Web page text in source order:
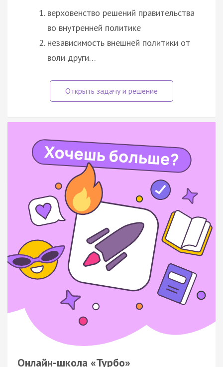
верховенство решений правительства
во внутренней политике
независимость внешней политики от
воли други…
Онлайн-школа «Турбо»